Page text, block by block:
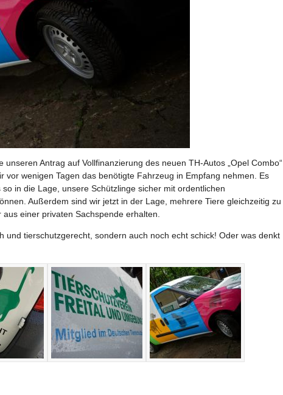
Antrag auf Vollfinanzierung des neuen TH-Autos „Opel Combo“
wenigen Tagen das benötigte Fahrzeug in Empfang nehmen. Es
in die Lage, unsere Schützlinge sicher mit ordentlichen
Außerdem sind wir jetzt in der Lage, mehrere Tiere gleichzeitig zu
einer privaten Sachspende erhalten.
tierschutzgerecht, sondern auch noch echt schick! Oder was denkt